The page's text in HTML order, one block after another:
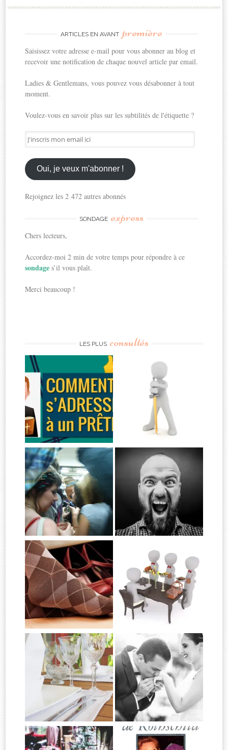
ARTICLES EN AVANT première
Saisissez votre adresse e-mail pour vous abonner au blog et
recevoir une notification de chaque nouvel article par email.
Ladies & Gentlemans, vous pouvez vous désabonner à tout
moment.
Voulez-vous en savoir plus sur les subtilités de l'étiquette ?
J'inscris
mon
email
ici
Oui, je veux m'abonner !
Rejoignez les 2 472 autres abonnés
SONDAGE express
Chers lecteurs,
Accordez-moi 2 min de votre temps pour répondre à ce
sondages’il vous plaît.
Merci beaucoup !
LES PLUS consultés